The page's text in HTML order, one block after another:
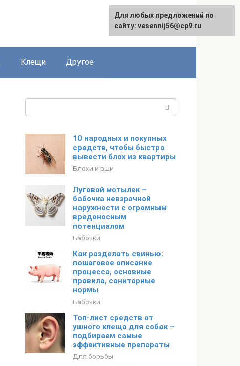
English
Клещи Другое
10 народных и покупных
средств, чтобы быстро
вывести блох из квартиры
Блохи и вши
Луговой мотылек –
бабочка невзрачной
наружности с огромным
вредоносным
потенциалом
Бабочки
Как разделать свинью:
пошаговое описание
процесса, основные
правила, санитарные
нормы
Бабочки
Топ-лист средств от
ушного клеща для собак –
подбираем самые
эффективные препараты
Для борьбы
Для любых предложений по
сайту: vesennij56@cp9.ru